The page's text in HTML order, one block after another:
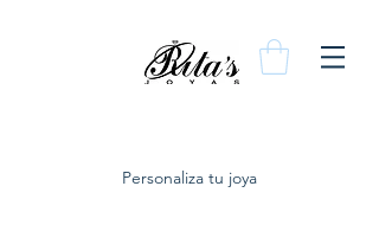
Personaliza tu joya